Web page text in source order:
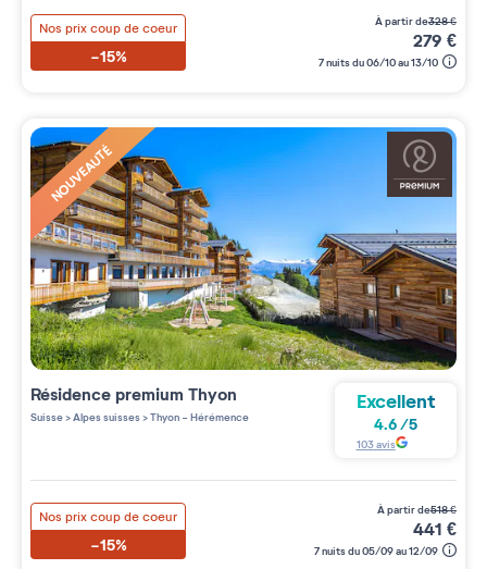
Nos prix coup de coeur
-15%
à partir de328€
279 €
7 nuits du 06/10 au 13/10
NOUVEAUTÉ
Résidence premium Thyon
Suisse>Alpes suisses>Thyon - Hérémence
Excellent
4.6/5
103avis
Nos prix coup de coeur
-15%
à partir de518€
441 €
7 nuits du 05/09 au 12/09